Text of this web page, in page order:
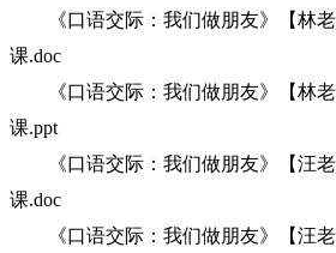
《口语交际：我们做朋友》【林老
课.doc
《口语交际：我们做朋友》【林老
课.ppt
《口语交际：我们做朋友》【汪老
课.doc
《口语交际：我们做朋友》【汪老